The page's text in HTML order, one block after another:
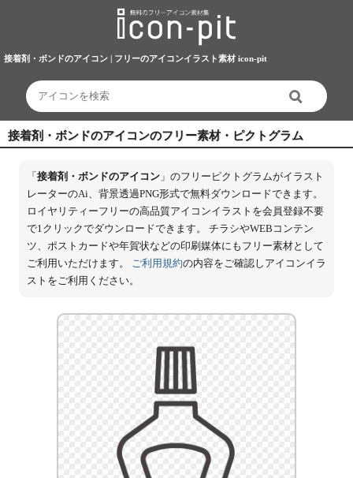
接着剤・ボンドのアイコン | フリーのアイコンイラスト素材 icon-pit
接着剤・ボンドのアイコンのフリー素材・ピクトグラム
「 接着剤・ボンドのアイコン」のフリーピクトグラムがイラスト
レーターのAi、背景透過PNG形式で無料ダウンロードできます。
ロイヤリティーフリーの高品質アイコンイラストを会員登録不要
で1クリックでダウンロードできます。 チラシやWEBコンテン
ツ、ポストカードや年賀状などの印刷媒体にもフリー素材として
ご利用いただけます。 ご利用規約の内容をご確認しアイコンイラ
ストをご利用ください。